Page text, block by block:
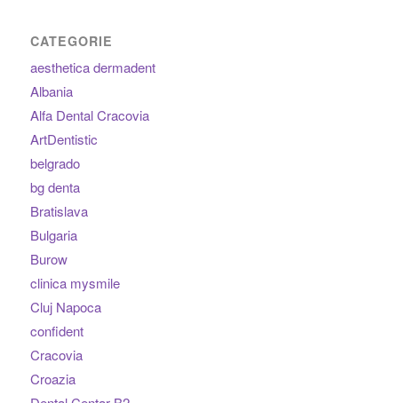
CATEGORIE
aesthetica dermadent
Albania
Alfa Dental Cracovia
ArtDentistic
belgrado
bg denta
Bratislava
Bulgaria
Burow
clinica mysmile
Cluj Napoca
confident
Cracovia
Croazia